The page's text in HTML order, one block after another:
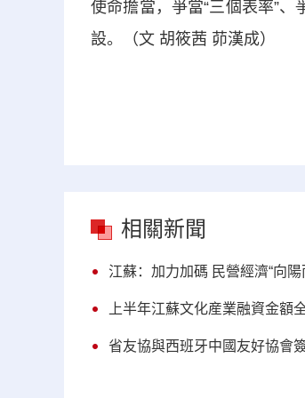
使命擔當，爭當“三個表率”、
設。（文 胡筱茜 茆漢成）
相關新聞
江蘇：加力加碼 民營經濟“向陽
上半年江蘇文化産業融資金額
省友協與西班牙中國友好協會